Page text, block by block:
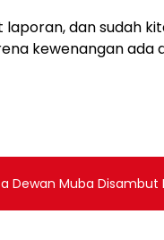
laporan, dan sudah
kewenangan ada
Dewan Muba Disambut